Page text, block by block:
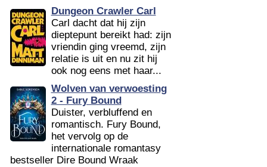
Dungeon Crawler Carl
Carl dacht dat hij zijn
dieptepunt bereikt had: zijn
vriendin ging vreemd, zijn
relatie is uit en nu zit hij
ook nog eens met haar...
Wolven van verwoesting
2 - Fury Bound
Duister, verbluffend en
romantisch. Fury Bound,
het vervolg op de
internationale romantasy
bestseller Dire Bound Wraak